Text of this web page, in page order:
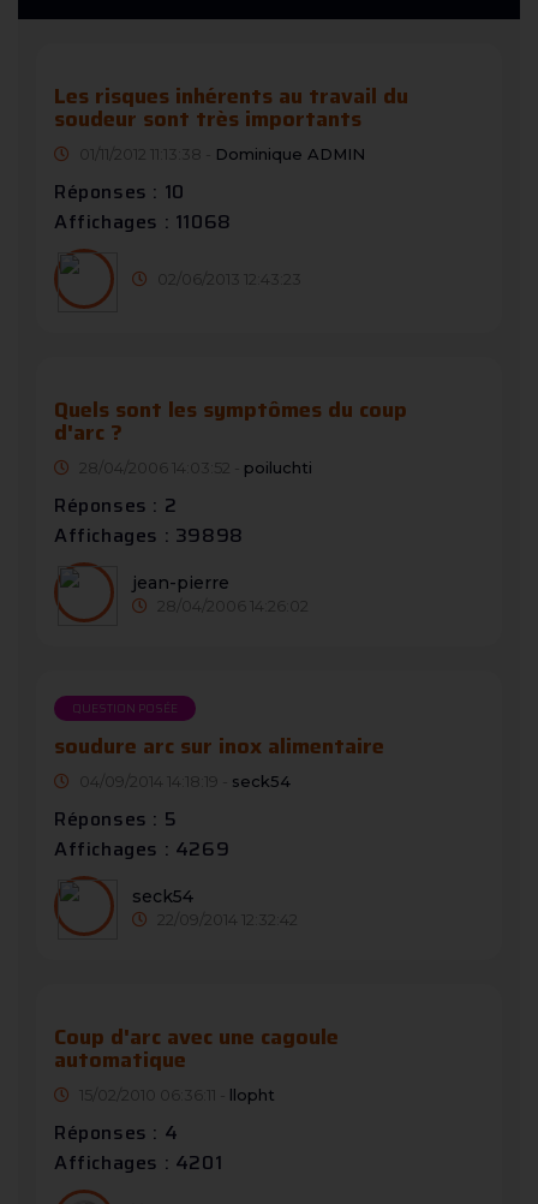
Les risques inhérents au travail du
soudeur sont très importants
01/11/2012 11:13:38 - Dominique ADMIN
Réponses : 10
Affichages : 11068
02/06/2013 12:43:23
Quels sont les symptômes du coup
d'arc ?
28/04/2006 14:03:52 - poiluchti
Réponses : 2
Affichages : 39898
jean-pierre
28/04/2006 14:26:02
QUESTION POSÉE
soudure arc sur inox alimentaire
04/09/2014 14:18:19 - seck54
Réponses : 5
Affichages : 4269
seck54
22/09/2014 12:32:42
Coup d'arc avec une cagoule
automatique
15/02/2010 06:36:11 - llopht
Réponses : 4
Affichages : 4201